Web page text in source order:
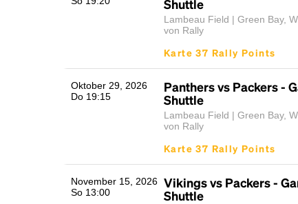
Shuttle
Lambeau Field | Green Bay,
von Rally
Karte 37 Rally Points
Oktober 29, 2026
Do 19:15
Panthers vs Packers -
Shuttle
Lambeau Field | Green Bay,
von Rally
Karte 37 Rally Points
November 15, 2026
So 13:00
Vikings vs Packers -
Shuttle